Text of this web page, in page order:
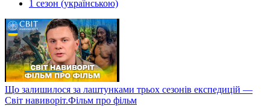
1 сезон (українською)
Що залишилося за лаштунками трьох сезонів експедицій —
Світ навиворіт.Фільм про фільм